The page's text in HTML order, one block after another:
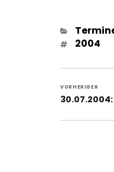
Kategorien
2004
VORHERIGER
Vorheriger